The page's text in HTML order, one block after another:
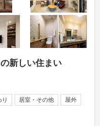
新しい住まい
居室・その他 屋外